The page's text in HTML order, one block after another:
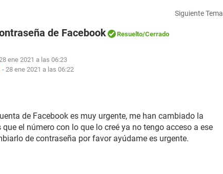
Siguiente Tema
de Facebook Resuelto/Cerrado
ene 2021 a las 06:23
- 28 ene 2021 a las 06:22
de Facebook es muy urgente, me han cambiado la
el número con lo que lo creé ya no tengo acceso a ese
de contraseña por favor ayúdame es urgente.